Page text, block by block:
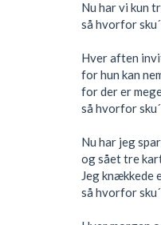
Nu har vi kun
så hvorfor
Hver aften
for hun kan
for der er
så hvorfor
Nu har jeg
og sået tre
Jeg knækkede
så hvorfor